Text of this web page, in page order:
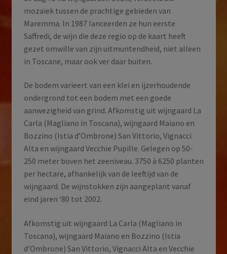
mozaïek tussen de prachtige gebieden van
Maremma. In 1987 lanceerden ze hun eerste
Saffredi, de wijn die deze regio op de kaart heeft
gezet omwille van zijn uitmuntendheid, niet alleen
in Toscane, maar ook ver daar buiten.
De bodem varieert van een klei en ijzerhoudende
ondergrond tot een bodem met een goede
aanwezigheid van grind. Afkomstig uit wijngaard La
Carla (Magliano in Toscana), wijngaard Maiano en
Bozzino (Istia d’Ombrone) San Vittorio, Vignacci
Alta en wijngaard Vecchie Pupille. Gelegen op 50-
250 meter boven het zeeniveau. 3750 à 6250 planten
per hectare, afhankelijk van de leeftijd van de
wijngaard. De wijnstokken zijn aangeplant vanaf
eind jaren ‘80 tot 2002.
Afkomstig uit wijngaard La Carla (Magliano in
Toscana), wijngaard Maiano en Bozzino (Istia
d’Ombrone) San Vittorio, Vignacci Alta en Vecchie